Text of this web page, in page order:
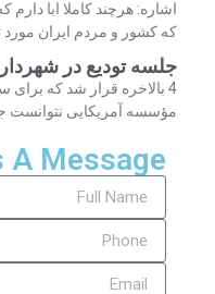
اشاره: هرچند کاملا ابا
که کشور و مردم ایران مورد
جلسه تودیع در
4 بالاخره قرار شد که برای
مؤسسه آمریکایی نتوانست
A Message